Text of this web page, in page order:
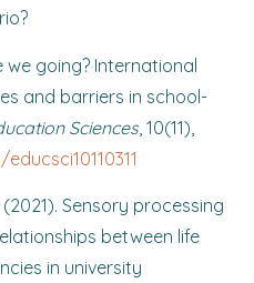
we going? International
and barriers in school-
Sciences, 10(11),
(2021). Sensory processing
between life
in university